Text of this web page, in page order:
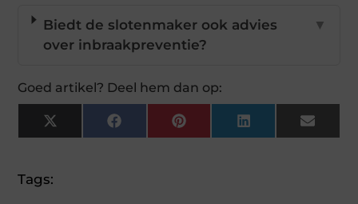
Biedt de slotenmaker ook advies
over inbraakpreventie?
▼
Goed artikel? Deel hem dan op:
X
(Twitter)
FacebookPinterestLinkedInEmail
Tags: